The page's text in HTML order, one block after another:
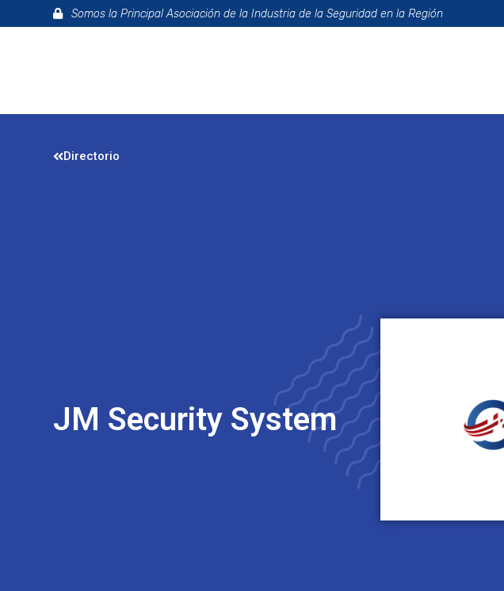
Somos la Principal Asociación de la Industria de la Seguridad en la Región
Directorio
JM Security System